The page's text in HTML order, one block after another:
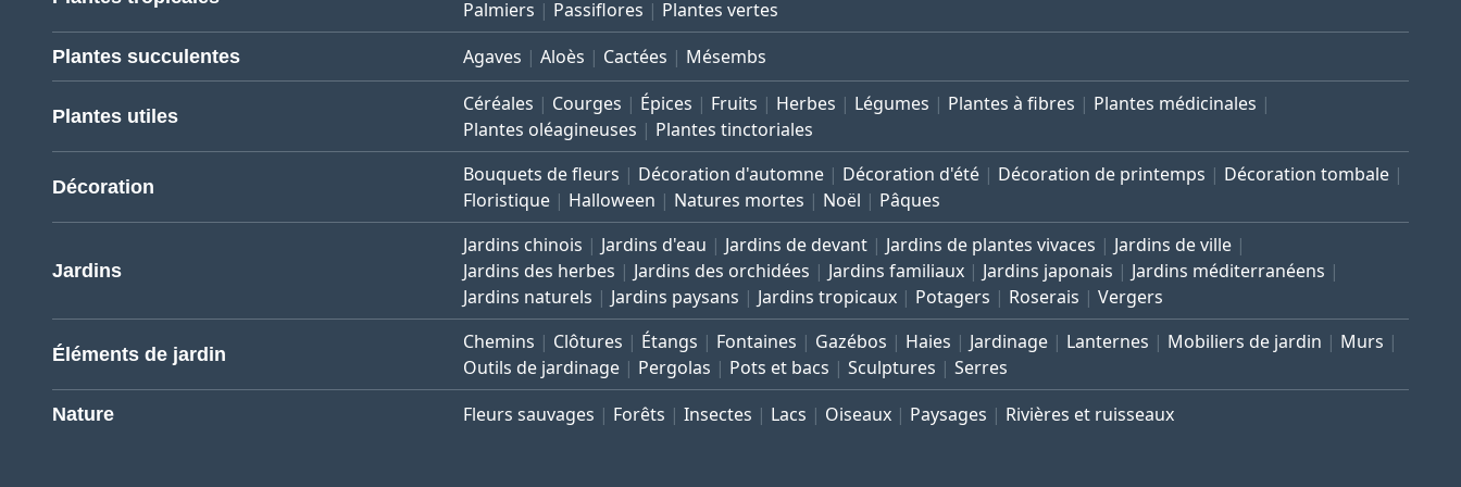
Palmiers Passiflores Plantes vertes
Plantes succulentes Agaves Aloès Cactées Mésembs
Plantes utiles
Céréales Courges Épices Fruits Herbes Légumes Plantes à fibres
Plantes médicinales
Plantes oléagineuses
Plantes tinctoriales
Décoration
Bouquets de fleurs Décoration d'automne Décoration d'été Décoration de printemps
Décoration tombale
Floristique
Halloween Natures mortes Noël Pâques
Jardins
Jardins chinois Jardins d'eau Jardins de devant Jardins de plantes vivaces
Jardins de ville
Jardins des herbes
Jardins des orchidées Jardins familiaux Jardins japonais
Jardins méditerranéens
Jardins naturels
Jardins paysans Jardins tropicaux Potagers Roserais Vergers
Éléments de jardin
Chemins Clôtures Étangs Fontaines Gazébos Haies Jardinage Lanternes Mobiliers de jardin
Murs
Outils de jardinage
Pergolas Pots et bacs Sculptures Serres
Nature Fleurs sauvages Forêts Insectes Lacs Oiseaux Paysages Rivières et ruisseaux